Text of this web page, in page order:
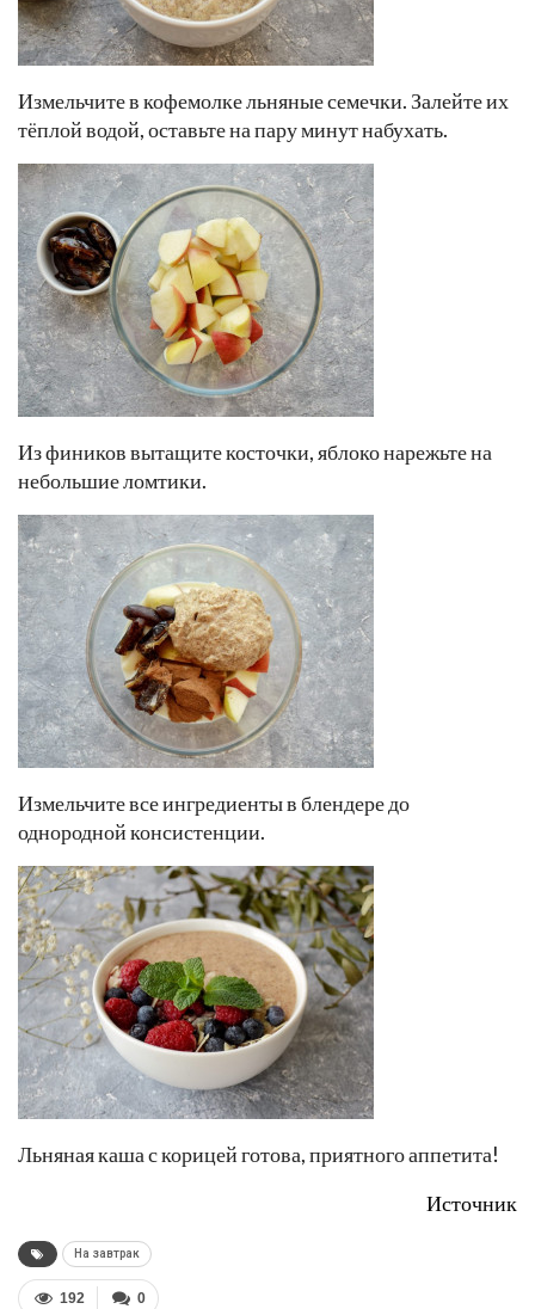
Измельчите в кофемолке льняные семечки. Залейте их
тёплой водой, оставьте на пару минут набухать.
Из фиников вытащите косточки, яблоко нарежьте на
небольшие ломтики.
Измельчите все ингредиенты в блендере до
однородной консистенции.
Льняная каша с корицей готова, приятного аппетита!
Источник
На завтрак
0
192